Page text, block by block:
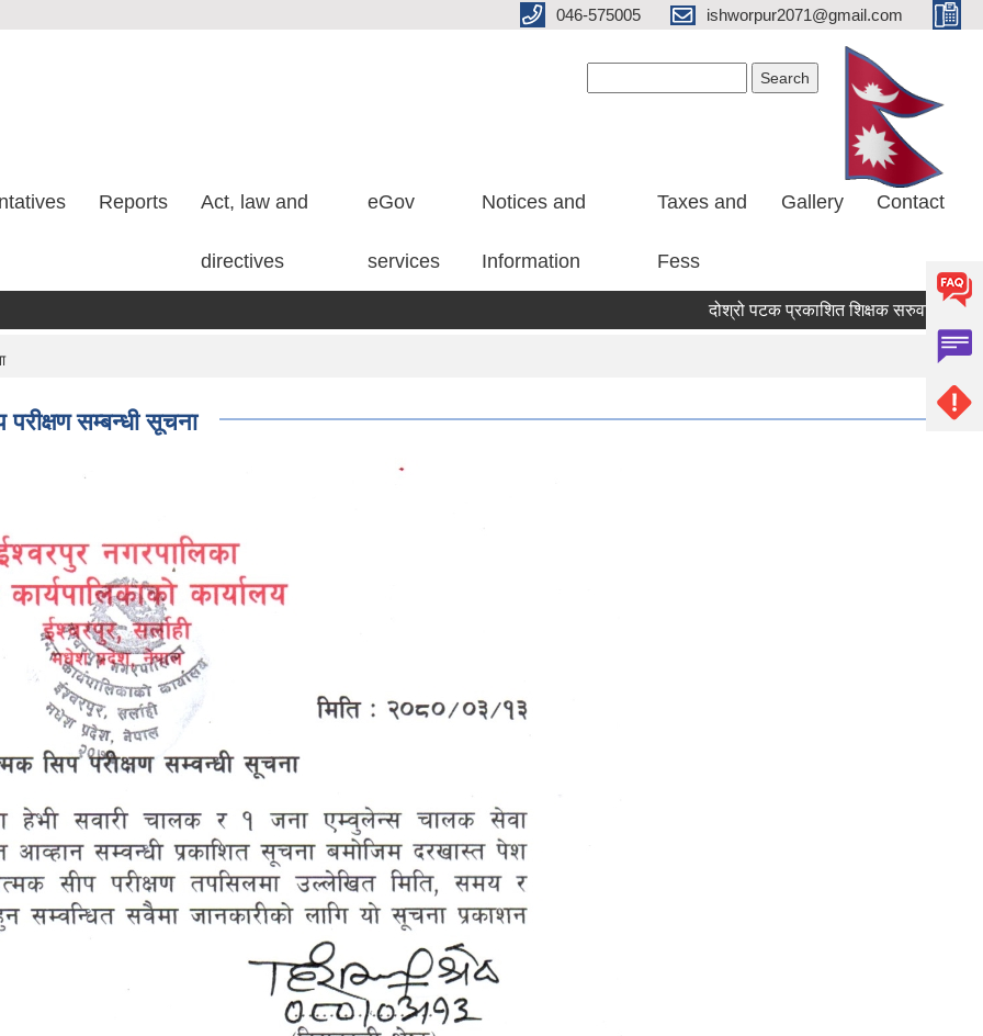
046-575005 ishworpur2071@gmail.com
Reports Act, law and
directives
eGov
services
Notices and
Information
Taxes and
Fess
Gallery Contact
दोश्रो पटक प्रकाशित शिक्षक सरुवा सहमतिको
सम्बन्धी सूचना